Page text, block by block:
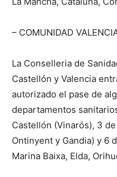
– COMUNIDAD
La Conselleria de
Castellón y Valencia
autorizado el pase de
departamentos
Castellón (Vinarós), 3
Ontinyent y Gandia) y 6
Marina Baixa, Elda,